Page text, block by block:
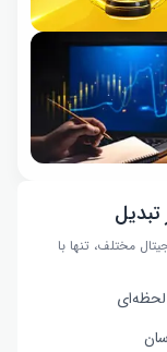
تبدیل
و فروش بیش از ۶۵۰ ارز دیجیتال مختلف، تنها با